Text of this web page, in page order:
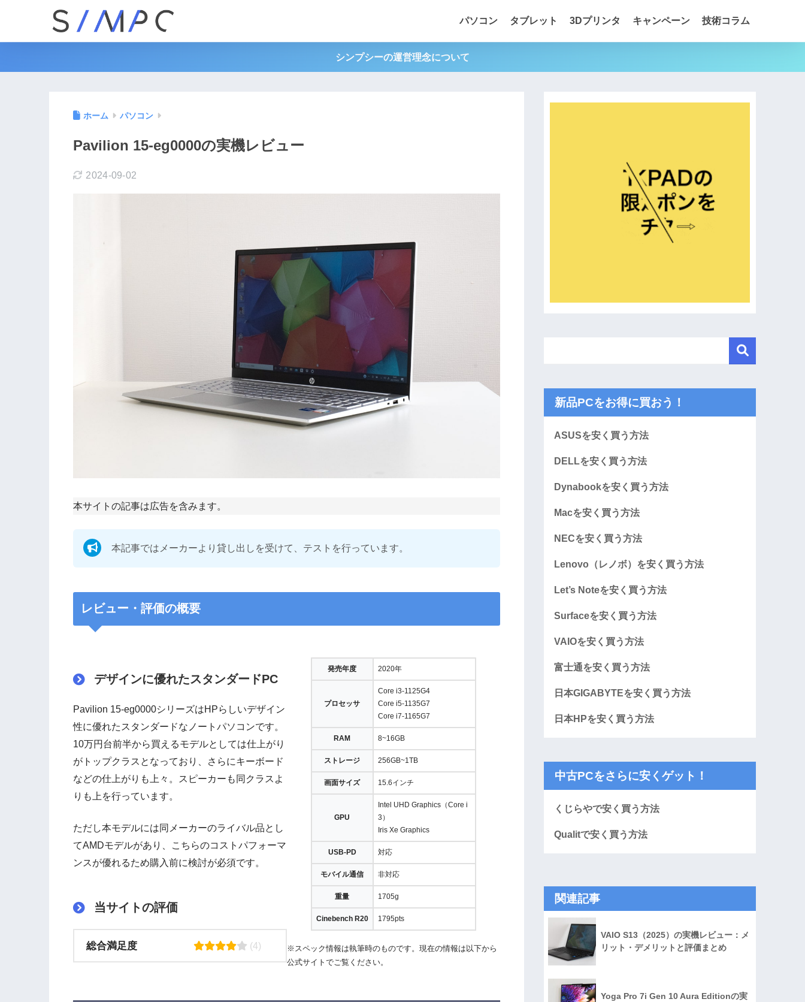
パソコン タブレット 3Dプリンタ キャンペーン 技術コラム
シンプシーの運営理念について
ホーム パソコン
Pavilion 15-eg0000の実機レビュー
2024-09-02
本サイトの記事は広告を含みます。
本記事ではメーカーより貸し出しを受けて、テストを行っています。
レビュー・評価の概要
デザインに優れたスタンダードPC
Pavilion 15-eg0000シリーズはHPらしいデザイン
性に優れたスタンダードなノートパソコンです。
10万円台前半から買えるモデルとしては仕上がり
がトップクラスとなっており、さらにキーボード
などの仕上がりも上々。スピーカーも同クラスよ
りも上を行っています。
ただし本モデルには同メーカーのライバル品とし
てAMDモデルがあり、こちらのコストパフォーマ
ンスが優れるため購入前に検討が必須です。
当サイトの評価
総合満足度 (4)
発売年度 2020年
プロセッサ
Core i3-1125G4
Core i5-1135G7
Core i7-1165G7
RAM 8~16GB
ストレージ 256GB~1TB
画面サイズ 15.6インチ
GPU
Intel UHD Graphics（Core i
3）
Iris Xe Graphics
USB-PD 対応
モバイル通信 非対応
重量 1705g
Cinebench R20 1795pts
※スペック情報は執筆時のものです。現在の情報は以下から
公式サイトでご覧ください。
新品PCをお得に買おう！
ASUSを安く買う方法
DELLを安く買う方法
Dynabookを安く買う方法
Macを安く買う方法
NECを安く買う方法
Lenovo（レノボ）を安く買う方法
Let’s Noteを安く買う方法
Surfaceを安く買う方法
VAIOを安く買う方法
富士通を安く買う方法
日本GIGABYTEを安く買う方法
日本HPを安く買う方法
中古PCをさらに安くゲット！
くじらやで安く買う方法
Qualitで安く買う方法
関連記事
VAIO S13（2025）の実機レビュー：メ
リット・デメリットと評価まとめ
Yoga Pro 7i Gen 10 Aura Editionの実